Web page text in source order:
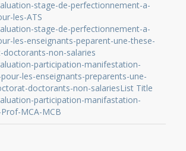
stage-de-perfectionnement-a-
les-ATS
stage-de-perfectionnement-a-
les-enseignants-peparent-une-these-
doctorants-non-salaries
participation-manifestation-
les-enseignants-preparents-une-
doctorants-non-salariesList Title
participation-manifastation-
MCA-MCB